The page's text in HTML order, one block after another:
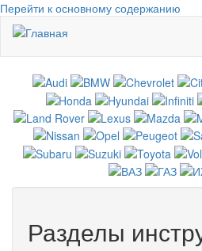
Перейти к основному содержанию
Разделы